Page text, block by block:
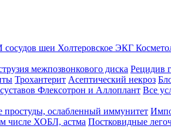
сосудов шеи Холтеровское ЭКГ
межпозвонкового диска Рецидив
Трохантерит Асептический некроз
Флексотрон и Аллоплант Все
простуды, ослабленный иммунитет
числе ХОБЛ, астма Постковидные